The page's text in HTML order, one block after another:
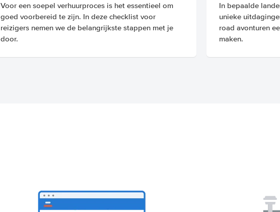
Voor een soepel verhuurproces is het essentieel om
goed voorbereid te zijn. In deze checklist voor
reizigers nemen we de belangrijkste stappen met je
door.
In bepaalde
unieke
road avonturen
maken.